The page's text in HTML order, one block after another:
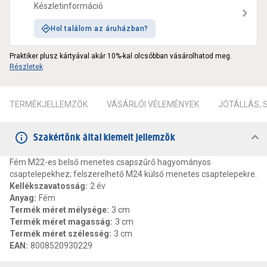
Készletinformáció
Hol találom az áruházban?
Praktiker plusz kártyával akár 10%-kal olcsóbban vásárolhatod meg.
Részletek
TERMÉKJELLEMZŐK VÁSÁRLÓI VÉLEMÉNYEK JÓTÁLLÁS,
Szakértőnk által kiemelt jellemzők
Fém M22-es belső menetes csapszűrő hagyományos
csaptelepekhez; felszerelhető M24 külső menetes csaptelepekre.
Kellékszavatosság: 2 év
Anyag: Fém
Termék méret mélysége: 3 cm
Termék méret magasság: 3 cm
Termék méret szélesség: 3 cm
EAN : 8008520930229